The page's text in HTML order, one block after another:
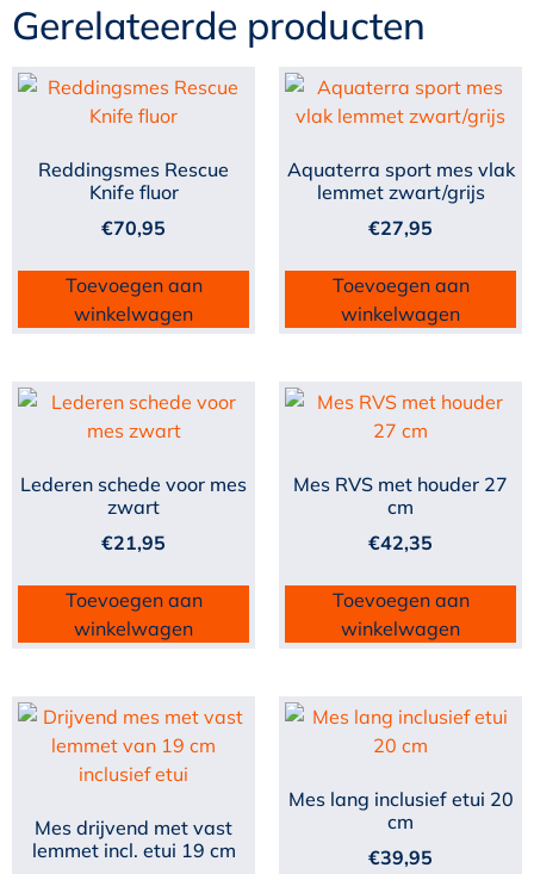
Gerelateerde producten
Reddingsmes Rescue
Knife fluor
€70,95
Toevoegen aan
winkelwagen
Aquaterra sport mes vlak
lemmet zwart/grijs
€27,95
Toevoegen aan
winkelwagen
Lederen schede voor mes
zwart
€21,95
Toevoegen aan
winkelwagen
Mes RVS met houder 27
cm
€42,35
Toevoegen aan
winkelwagen
Mes drijvend met vast
lemmet incl. etui 19 cm
Mes lang inclusief etui 20
cm
€39,95